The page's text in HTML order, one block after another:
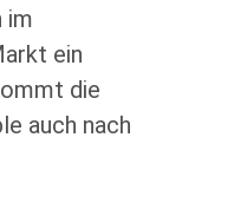
im
ein
die
auch nach